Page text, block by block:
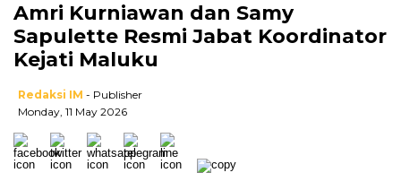
Amri Kurniawan dan Samy
Sapulette Resmi Jabat Koordinator
Kejati Maluku
Redaksi IM - Publisher
Monday, 11 May 2026